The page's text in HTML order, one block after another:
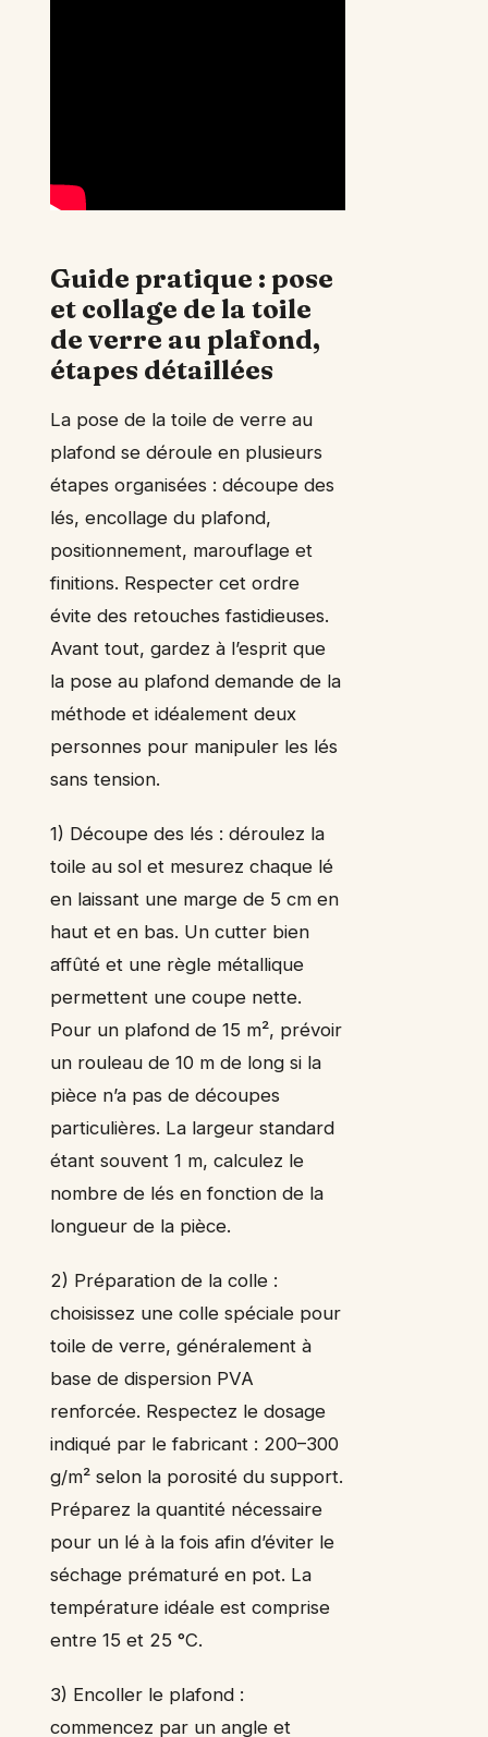
Guide pratique : pose
et collage de la toile
de verre au plafond,
étapes détaillées
La pose de la toile de verre au
plafond se déroule en plusieurs
étapes organisées : découpe des
lés, encollage du plafond,
positionnement, marouflage et
finitions. Respecter cet ordre
évite des retouches fastidieuses.
Avant tout, gardez à l’esprit que
la pose au plafond demande de la
méthode et idéalement deux
personnes pour manipuler les lés
sans tension.
1) Découpe des lés : déroulez la
toile au sol et mesurez chaque lé
en laissant une marge de 5 cm en
haut et en bas. Un cutter bien
affûté et une règle métallique
permettent une coupe nette.
Pour un plafond de 15 m², prévoir
un rouleau de 10 m de long si la
pièce n’a pas de découpes
particulières. La largeur standard
étant souvent 1 m, calculez le
nombre de lés en fonction de la
longueur de la pièce.
2) Préparation de la colle :
choisissez une colle spéciale pour
toile de verre, généralement à
base de dispersion PVA
renforcée. Respectez le dosage
indiqué par le fabricant : 200–300
g/m² selon la porosité du support.
Préparez la quantité nécessaire
pour un lé à la fois afin d’éviter le
séchage prématuré en pot. La
température idéale est comprise
entre 15 et 25 °C.
3) Encoller le plafond :
commencez par un angle et